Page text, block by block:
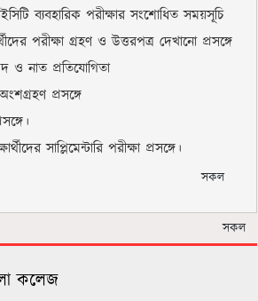
ব্যবহারিক পরীক্ষার সংশোধিত সময়সূচি
পরীক্ষা গ্রহণ ও উত্তরপত্র দেখানো প্রসঙ্গে
ও নাত প্রতিযোগিতা
প্রসঙ্গে
সাপ্লিমেন্টারি পরীক্ষা প্রসঙ্গে।
সকল
সকল
কলেজ